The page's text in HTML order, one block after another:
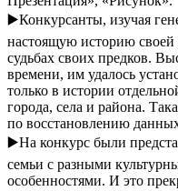
▶️Конкурсанты, изучая
настоящую историю своей
судьбах своих предков.
времени, им удалось
только в истории
города, села и района.
по восстановлению
▶️На конкурс были
семьи с разными
особенностями. И это